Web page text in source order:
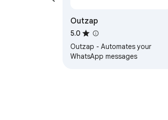
Outzap
5.0
Outzap - Automates your
WhatsApp messages